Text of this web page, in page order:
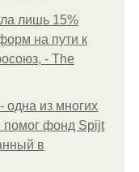
лишь 15%
на пути к
- The
одна из многих
фонд Spijt
в